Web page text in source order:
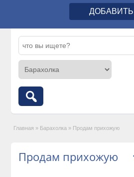
Главная » Барахолка » Продам прихожую
Продам прихожую